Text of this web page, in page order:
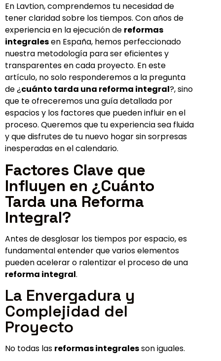
En Lavtion, comprendemos tu necesidad de
tener claridad sobre los tiempos. Con años de
experiencia en la ejecución de reformas
integralesen España, hemos perfeccionado
nuestra metodología para ser eficientes y
transparentes en cada proyecto. En este
artículo, no solo responderemos a la pregunta
de ¿cuánto tarda una reforma integral?, sino
que te ofreceremos una guía detallada por
espacios y los factores que pueden influir en el
proceso. Queremos que tu experiencia sea fluida
y que disfrutes de tu nuevo hogar sin sorpresas
inesperadas en el calendario.
Factores Clave que
Influyen en ¿Cuánto
Tarda una Reforma
Integral?
Antes de desglosar los tiempos por espacio, es
fundamental entender que varios elementos
pueden acelerar o ralentizar el proceso de una
reforma integral.
La Envergadura y
Complejidad del
Proyecto
No todas las reformas integralesson iguales.